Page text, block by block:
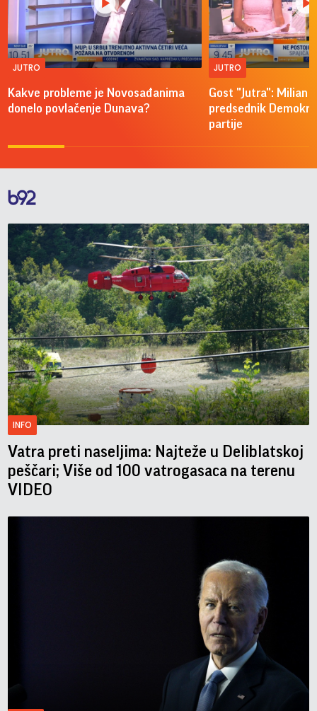
JUTRO
Kakve probleme je Novosađanima
donelo povlačenje Dunava?
JUTRO
Gost "Jutra": Milian
predsednik
partije
INFO
Vatra preti naseljima: Najteže u Deliblatskoj
peščari; Više od 100 vatrogasaca na terenu
VIDEO